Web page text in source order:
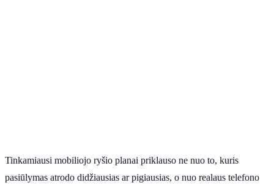
Tinkamiausi mobiliojo ryšio planai priklauso ne nuo to, kuris
pasiūlymas atrodo didžiausias ar pigiausias, o nuo realaus telefono